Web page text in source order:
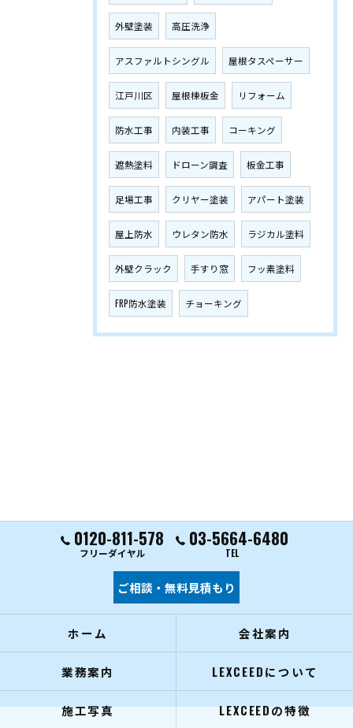
外壁塗装 高圧洗浄
アスファルトシングル 屋根タスペーサー
江戸川区 屋根棟板金 リフォーム
防水工事 内装工事 コーキング
遮熱塗料 ドローン調査 板金工事
足場工事 クリヤー塗装 アパート塗装
屋上防水 ウレタン防水 ラジカル塗料
外壁クラック 手すり窓 フッ素塗料
FRP防水塗装 チョーキング
0120-811-578
フリーダイヤル
03-5664-6480
TEL
ご相談・無料見積もり
ホーム 会社案内
業務案内 LEXCEEDについて
施工写真 LEXCEEDの特徴